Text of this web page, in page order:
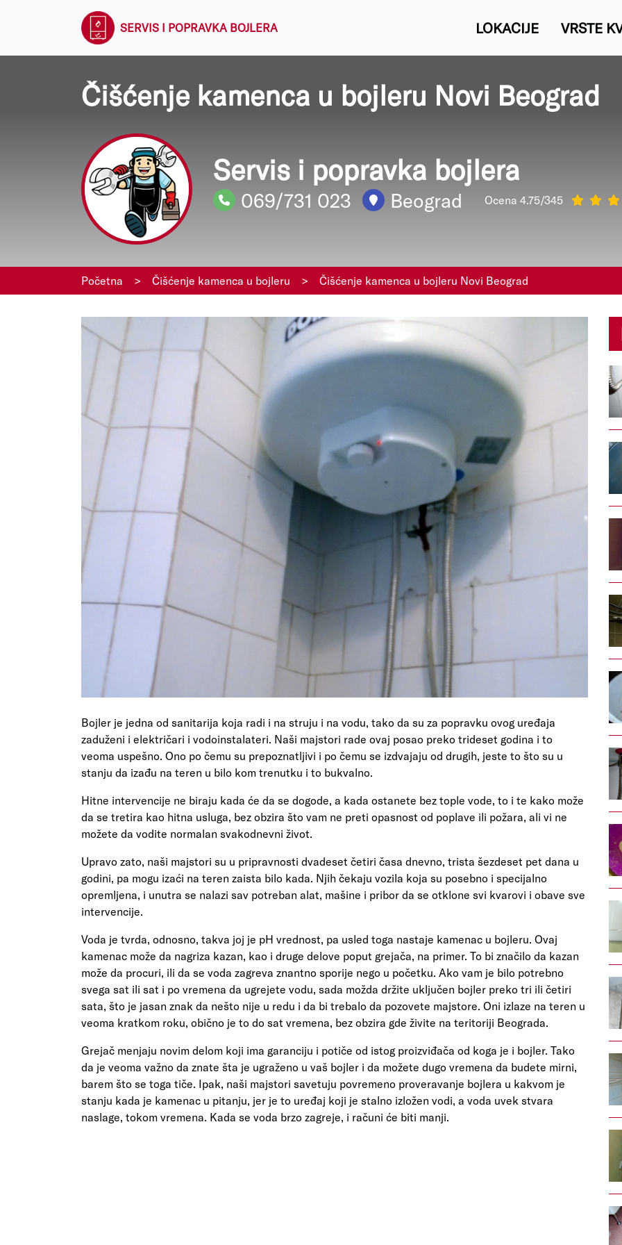
SERVIS I POPRAVKA BOJLERA LOKACIJE VRSTE
Čišćenje kamenca u bojleru Novi Beograd
Servis i popravka bojlera
069/731 023 Beograd Ocena 4.75/345
Početna > Čišćenje kamenca u bojleru > Čišćenje kamenca u bojleru Novi Beograd
Bojler je jedna od sanitarija koja radi i na struju i na vodu, tako da su za popravku ovog uređaja
zaduženi i električari i vodoinstalateri. Naši majstori rade ovaj posao preko trideset godina i to
veoma uspešno. Ono po čemu su prepoznatljivi i po čemu se izdvajaju od drugih, jeste to što su u
stanju da izađu na teren u bilo kom trenutku i to bukvalno.
Hitne intervencije ne biraju kada će da se dogode, a kada ostanete bez tople vode, to i te kako može
da se tretira kao hitna usluga, bez obzira što vam ne preti opasnost od poplave ili požara, ali vi ne
možete da vodite normalan svakodnevni život.
Upravo zato, naši majstori su u pripravnosti dvadeset četiri časa dnevno, trista šezdeset pet dana u
godini, pa mogu izaći na teren zaista bilo kada. Njih čekaju vozila koja su posebno i specijalno
opremljena, i unutra se nalazi sav potreban alat, mašine i pribor da se otklone svi kvarovi i obave sve
intervencije.
Voda je tvrda, odnosno, takva joj je pH vrednost, pa usled toga nastaje kamenac u bojleru. Ovaj
kamenac može da nagriza kazan, kao i druge delove poput grejača, na primer. To bi značilo da kazan
može da procuri, ili da se voda zagreva znantno sporije nego u početku. Ako vam je bilo potrebno
svega sat ili sat i po vremena da ugrejete vodu, sada možda držite uključen bojler preko tri ili četiri
sata, što je jasan znak da nešto nije u redu i da bi trebalo da pozovete majstore. Oni izlaze na teren u
veoma kratkom roku, obično je to do sat vremena, bez obzira gde živite na teritoriji Beograda.
Grejač menjaju novim delom koji ima garanciju i potiče od istog proizviđača od koga je i bojler. Tako
da je veoma važno da znate šta je ugraženo u vaš bojler i da možete dugo vremena da budete mirni,
barem što se toga tiče. Ipak, naši majstori savetuju povremeno proveravanje bojlera u kakvom je
stanju kada je kamenac u pitanju, jer je to uređaj koji je stalno izložen vodi, a voda uvek stvara
naslage, tokom vremena. Kada se voda brzo zagreje, i računi će biti manji.